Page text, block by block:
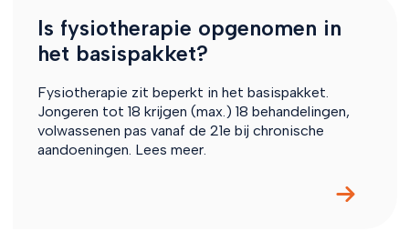
Is fysiotherapie opgenomen in
het basispakket?
Fysiotherapie zit beperkt in het basispakket.
Jongeren tot 18 krijgen (max.) 18 behandelingen,
volwassenen pas vanaf de 21e bij chronische
aandoeningen. Lees meer.